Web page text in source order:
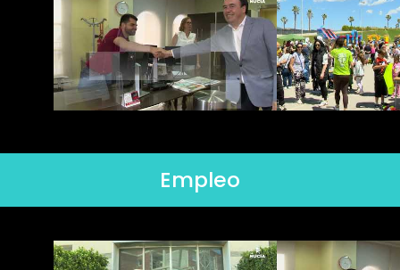
Empleo